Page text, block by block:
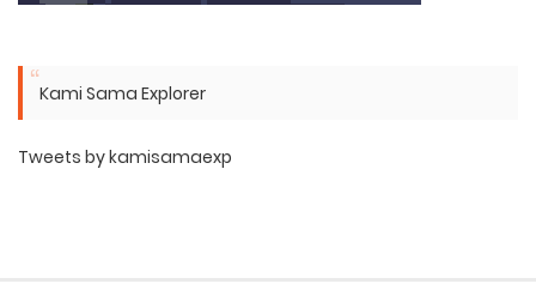
Kami Sama Explorer
Tweets by kamisamaexp